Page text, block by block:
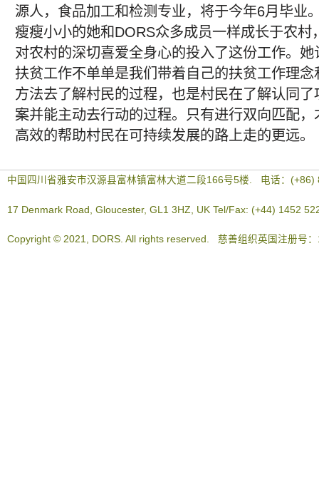
源人，食品加工和检测专业，将于今年6月毕业
瘦瘦小小的她和DORS众多成员一样成长于农村
对农村的深切喜爱全身心的投入了这份工作。她
扶贫工作不单单是我们带着自己的扶贫工作理念
方法去了解村民的过程，也是村民在了解认同了
案并能主动去行动的过程。只有进行双向匹配，
高效的帮助村民在可持续发展的路上走的更远。
中国四川省雅安市汉源县富林镇富林大道二段166号5楼. 电话：
17 Denmark Road, Gloucester, GL1 3HZ, UK Tel/Fax: (+44) 1452
Copyright © 2021, DORS. All rights reserved. 慈善组织英国注册号